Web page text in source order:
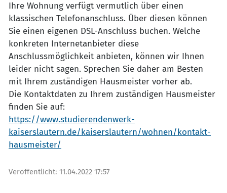
Ihre Wohnung verfügt vermutlich über einen
klassischen Telefonanschluss. Über diesen können
Sie einen eigenen DSL-Anschluss buchen. Welche
konkreten Internetanbieter diese
Anschlussmöglichkeit anbieten, können wir Ihnen
leider nicht sagen. Sprechen Sie daher am Besten
mit Ihrem zuständigen Hausmeister vorher ab.
Die Kontaktdaten zu Ihrem zuständigen Hausmeister
finden Sie auf:
https://www.studierendenwerk-
kaiserslautern.de/kaiserslautern/wohnen/kontakt-
hausmeister/
Veröffentlicht: 11.04.2022 17:57